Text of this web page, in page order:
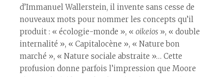
d’Immanuel Wallerstein, il invente sans cesse de
nouveaux mots pour nommer les concepts qu’il
produit : « écologie-monde », «oikeios », « double
internalité », « Capitalocène », « Nature bon
marché », « Nature sociale abstraite »… Cette
profusion donne parfois l’impression que Moore